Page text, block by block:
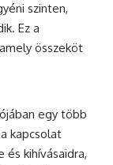
szinten,
Ez a
összeköt
egy több
kapcsolat
kihívásaidra,